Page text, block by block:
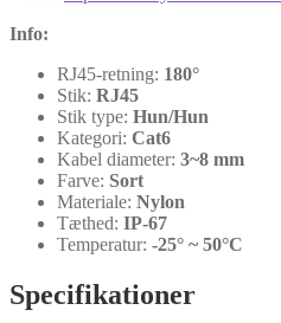
Info:
RJ45-retning: 180°
Stik: RJ45
Stik type: Hun/Hun
Kategori: Cat6
Kabel diameter: 3~8 mm
Farve: Sort
Materiale: Nylon
Tæthed: IP-67
Temperatur: -25° ~ 50°C
Specifikationer